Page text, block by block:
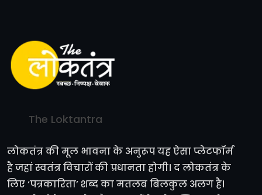
The Loktantra
लोकतंत्र की मूल भावना के अनुरूप यह ऐसा प्लेटफॉर्म
है जहां स्वतंत्र विचारों की प्रधानता होगी। द लोकतंत्र के
लिए ‘पत्रकारिता’ शब्द का मतलब बिलकुल अलग है।